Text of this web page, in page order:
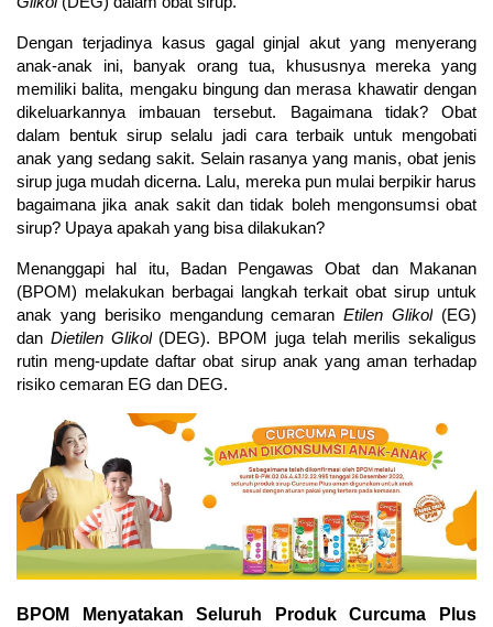
Dengan terjadinya kasus gagal ginjal akut yang menyerang
anak-anak ini, banyak orang tua, khususnya mereka yang
memiliki balita, mengaku bingung dan merasa khawatir dengan
dikeluarkannya imbauan tersebut. Bagaimana tidak? Obat
dalam bentuk sirup selalu jadi cara terbaik untuk mengobati
anak yang sedang sakit. Selain rasanya yang manis, obat jenis
sirup juga mudah dicerna. Lalu, mereka pun mulai berpikir harus
bagaimana jika anak sakit dan tidak boleh mengonsumsi obat
sirup? Upaya apakah yang bisa dilakukan?
Menanggapi hal itu, Badan Pengawas Obat dan Makanan
(BPOM) melakukan berbagai langkah terkait obat sirup untuk
anak yang berisiko mengandung cemaranEtilen Glikol (EG)
dan Dietilen Glikol(DEG). BPOM juga telah merilis sekaligus
rutin meng-update daftar obat sirup anak yang aman terhadap
risiko cemaran EG dan DEG.
BPOM Menyatakan Seluruh Produk Curcuma Plus